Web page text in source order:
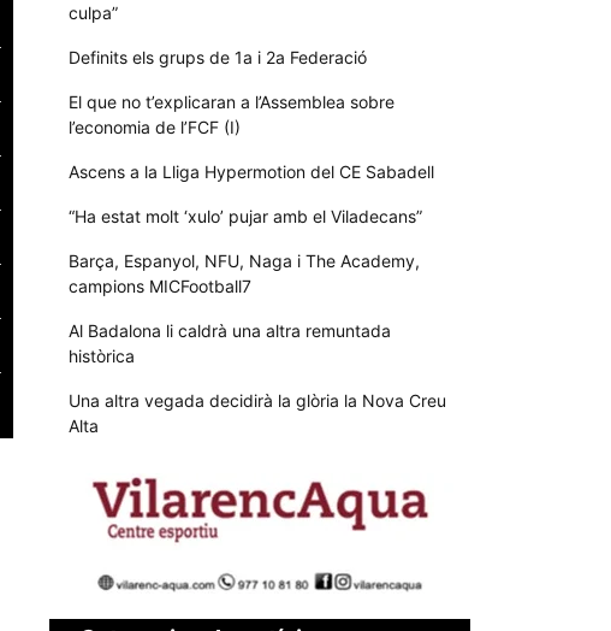
culpa”
Definits els grups de 1a i 2a Federació
El que no t’explicaran a l’Assemblea sobre
l’economia de l’FCF (I)
Ascens a la Lliga Hypermotion del CE Sabadell
“Ha estat molt ‘xulo’ pujar amb el Viladecans”
Barça, Espanyol, NFU, Naga i The Academy,
campions MICFootball7
Al Badalona li caldrà una altra remuntada
històrica
Una altra vegada decidirà la glòria la Nova Creu
Alta